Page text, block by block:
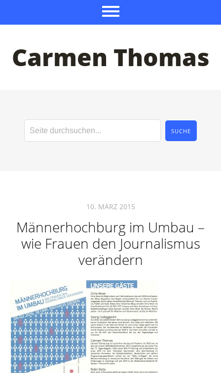
Carmen Thomas
10. MÄRZ 2015
Männerhochburg im Umbau –
wie Frauen den Journalismus
verändern